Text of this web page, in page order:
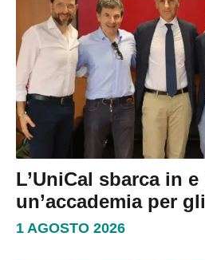
L’UniCal sbarca in
un’accademia per
1 AGOSTO 2026